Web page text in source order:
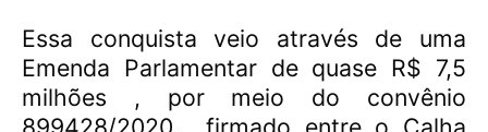
Essa conquista veio através de uma
Emenda Parlamentar de quase R$ 7,5
milhões , por meio do convênio
899428/2020,
firmado entre o Calha